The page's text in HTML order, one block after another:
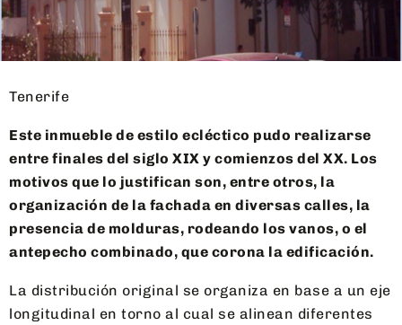
Tenerife
Este inmueble de estilo ecléctico pudo realizarse
entre finales del siglo XIX y comienzos del XX. Los
motivos que lo justifican son, entre otros, la
organización de la fachada en diversas calles, la
presencia de molduras, rodeando los vanos, o el
antepecho combinado, que corona la edificación.
La distribución original se organiza en base a un eje
longitudinal en torno al cual se alinean diferentes